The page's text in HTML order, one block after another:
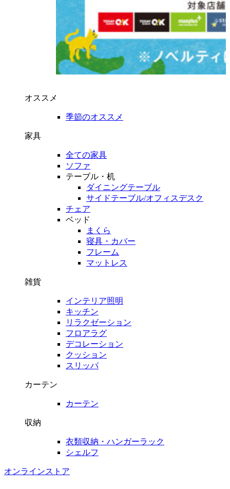
オススメ
季節のオススメ
家具
全ての家具
ソファ
テーブル・机
ダイニングテーブル
サイドテーブル/オフィスデスク
チェア
ベッド
まくら
寝具・カバー
フレーム
マットレス
雑貨
インテリア照明
キッチン
リラクゼーション
フロアラグ
デコレーション
クッション
スリッパ
カーテン
カーテン
収納
衣類収納・ハンガーラック
シェルフ
オンラインストア